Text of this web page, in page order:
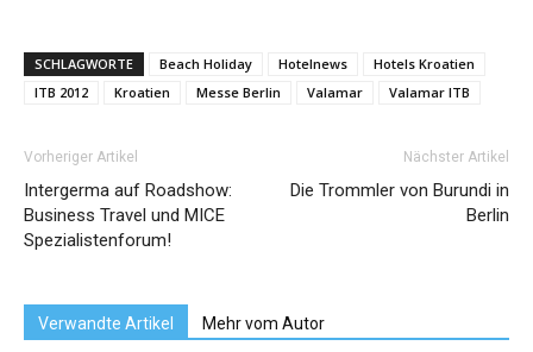
SCHLAGWORTE Beach Holiday Hotelnews
Hotels Kroatien
ITB 2012
Kroatien Messe Berlin Valamar Valamar ITB
Vorheriger Artikel
Intergerma auf Roadshow:
Business Travel und MICE
Spezialistenforum!
Nächster Artikel
Die Trommler von Burundi in
Berlin
Verwandte Artikel Mehr vom Autor